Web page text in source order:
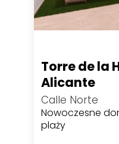
Torre de la
Alicante
Calle Norte
Nowoczesne
plaży